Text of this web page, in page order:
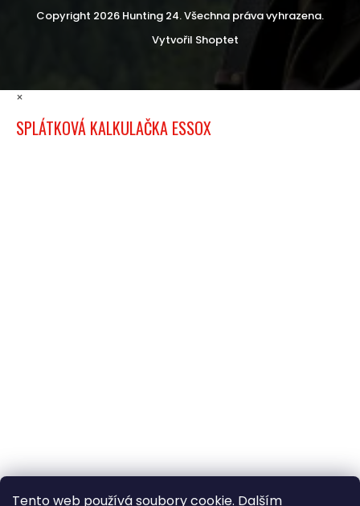
Tento web používá soubory cookie. Dalším
Vytvořil Shoptet
Copyright 2026 Hunting 24. Všechna práva vyhrazena.
×
SPLÁTKOVÁ KALKULAČKA ESSOX